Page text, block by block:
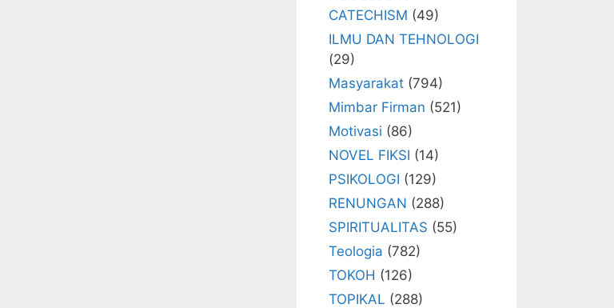
CATECHISM (49)
ILMU DAN TEHNOLOGI
(29)
Masyarakat (794)
Mimbar Firman (521)
Motivasi (86)
NOVEL FIKSI (14)
PSIKOLOGI (129)
RENUNGAN (288)
SPIRITUALITAS (55)
Teologia (782)
TOKOH (126)
TOPIKAL (288)